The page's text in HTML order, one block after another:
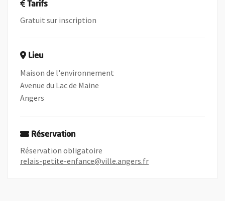
Tarifs
Gratuit sur inscription
Lieu
Maison de l'environnement
Avenue du Lac de Maine
Angers
Réservation
Réservation obligatoire
relais-petite-enfance@ville.angers.fr